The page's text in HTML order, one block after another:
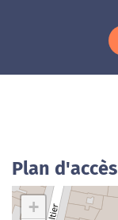
Plan d'accès
+